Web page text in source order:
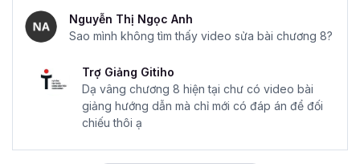
Nguyễn Thị Ngọc Anh
Sao mình không tìm thấy video sửa bài chương 8?
Trợ Giảng Gitiho
Dạ vâng chương 8 hiện tại chư có video bài
giảng hướng dẫn mà chỉ mới có đáp án để đối
chiếu thôi ạ